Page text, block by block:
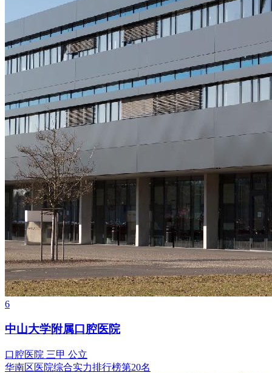
6
中山大学附属口腔医院
口腔医院 三甲 公立
华南区医院综合实力排行榜第20名